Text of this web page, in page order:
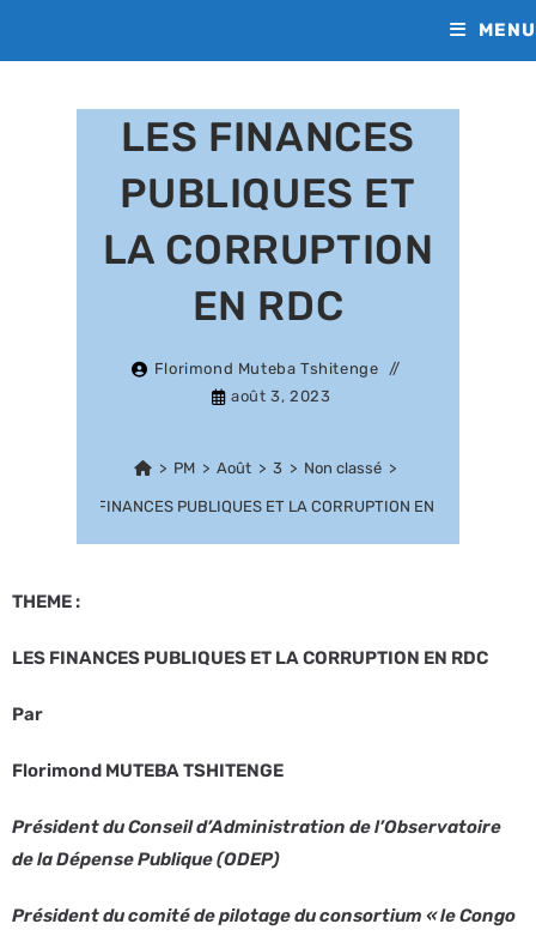
MENU
LES FINANCES
PUBLIQUES ET
LA CORRUPTION
EN RDC
Florimond Muteba Tshitenge
août 3, 2023
> PM > Août > 3 > Non classé >
LES FINANCES PUBLIQUES ET LA CORRUPTION EN RDC
THEME :
LES FINANCES PUBLIQUES ET LA CORRUPTION EN RDC
Par
Florimond MUTEBA TSHITENGE
Président du Conseil d’Administration de l’Observatoire
de la Dépense Publique (ODEP)
Président du comité de pilotage du consortium « le Congo